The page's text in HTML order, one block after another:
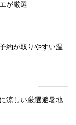
が厳選
約が取りやすい温
涼しい厳選避暑地